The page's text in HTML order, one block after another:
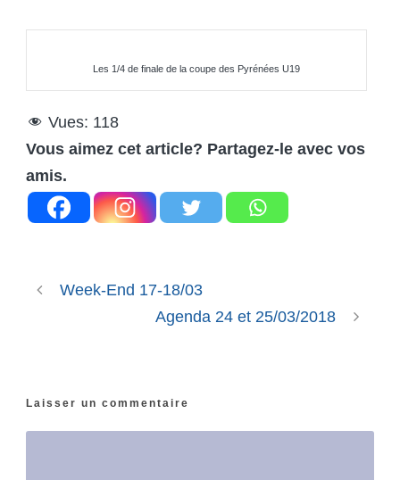
Les 1/4 de finale de la coupe des Pyrénées U19
Vues: 118
Vous aimez cet article? Partagez-le avec vos
amis.
Week-End 17-18/03
Agenda 24 et 25/03/2018
Laisser un commentaire